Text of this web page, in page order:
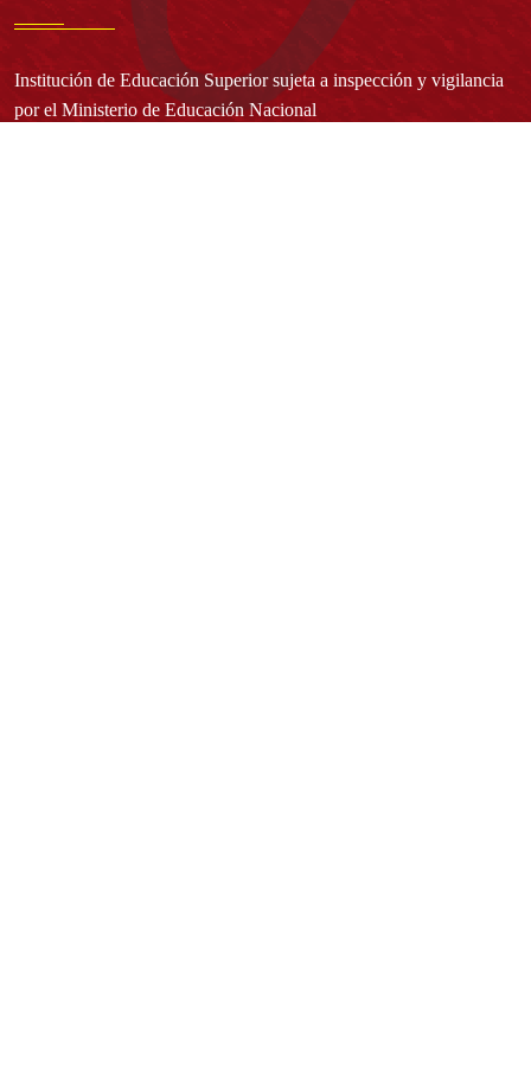
Institución de Educación Superior sujeta a inspección y vigilancia
por el Ministerio de Educación Nacional